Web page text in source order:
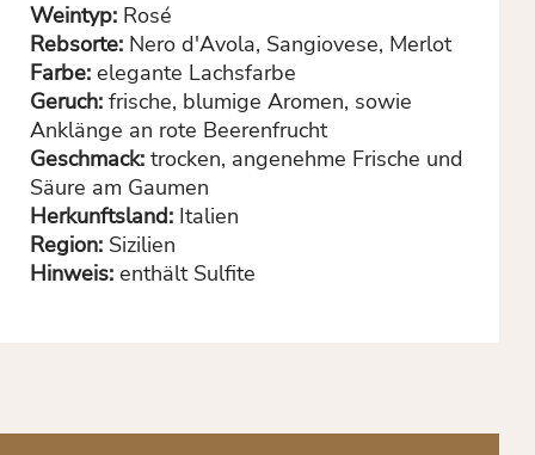
Weintyp: Rosé
Rebsorte: Nero d'Avola, Sangiovese, Merlot
Farbe: elegante Lachsfarbe
Geruch: frische, blumige Aromen, sowie
Anklänge an rote Beerenfrucht
Geschmack: trocken, angenehme Frische und
Säure am Gaumen
Herkunftsland: Italien
Region: Sizilien
Hinweis: enthält Sulfite